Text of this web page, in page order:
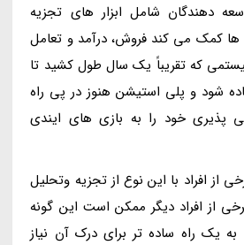
دهندگان شامل ابزار های تجزیه
کمک می کند فروش، درآمد و تعامل
که تقریباً یک سال طول کشید تا
شود و پلی استیشن هنوز در پی راه
پذیری خود را به بازی های ایندی
از افراد با این نوع از تجزیه وتحلیل
از افراد دیگر ممکن است این گونه
به یک راه ساده تر برای درک آن نیاز